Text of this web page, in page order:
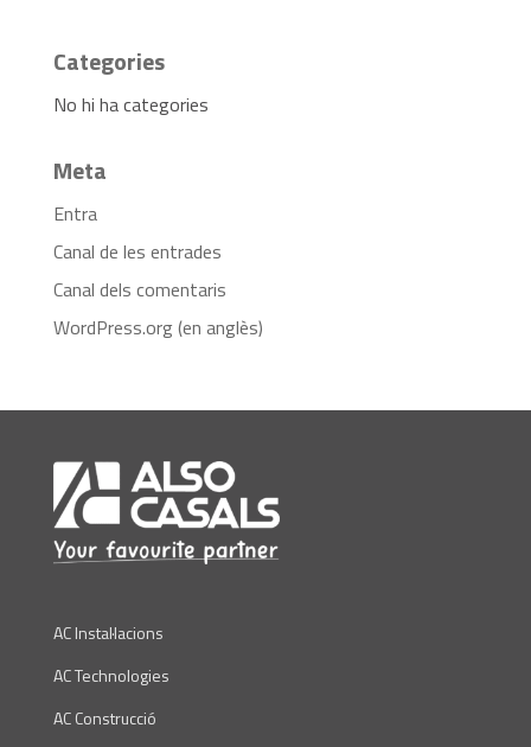
Categories
No hi ha categories
Meta
Entra
Canal de les entrades
Canal dels comentaris
WordPress.org (en anglès)
AC Instal·lacions
AC Technologies
AC Construcció